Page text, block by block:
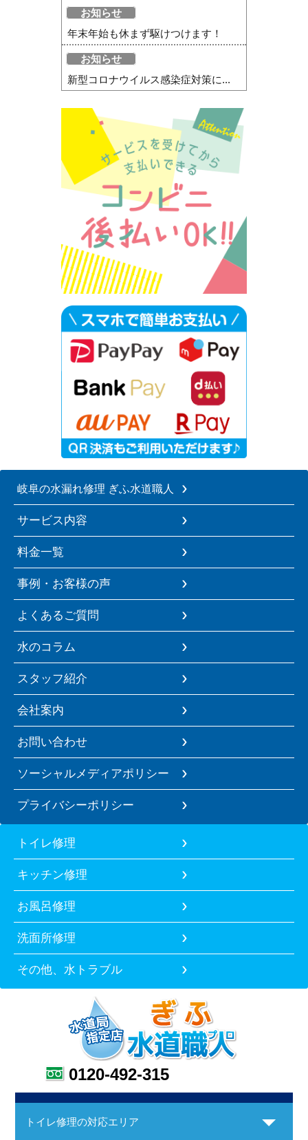
お知らせ
年末年始も休まず駆けつけます！
お知らせ
新型コロナウイルス感染症対策に...
岐阜の水漏れ修理 ぎふ水道職人
サービス内容
料金一覧
事例・お客様の声
よくあるご質問
水のコラム
スタッフ紹介
会社案内
お問い合わせ
ソーシャルメディアポリシー
プライバシーポリシー
トイレ修理
キッチン修理
お風呂修理
洗面所修理
その他、水トラブル
0120-492-315
トイレ修理の対応エリア